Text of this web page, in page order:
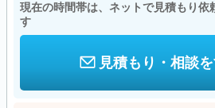
現在の時間帯は、ネットで見積もり依
す
見積もり・相談